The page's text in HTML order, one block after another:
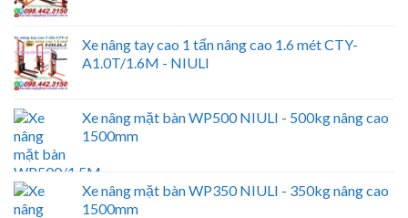
Xe nâng tay cao 1 tấn nâng cao 1.6 mét CTY-
A1.0T/1.6M - NIULI
Xe nâng mặt bàn WP500 NIULI - 500kg nâng cao
1500mm
Xe nâng mặt bàn WP350 NIULI - 350kg nâng cao
1500mm